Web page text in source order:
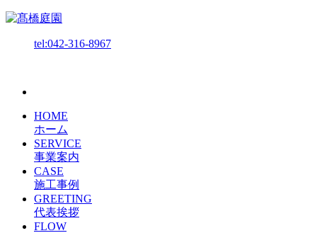
tel:042-316-8967
HOME
ホーム
SERVICE
事業案内
CASE
施工事例
GREETING
代表挨拶
FLOW